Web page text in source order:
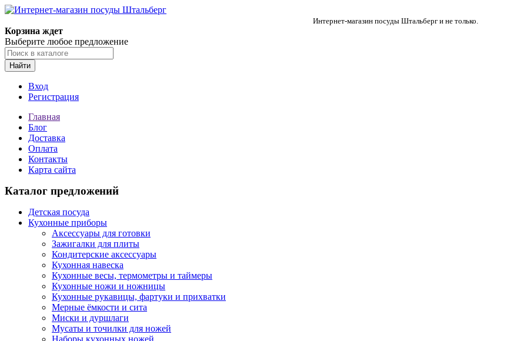
Интернет-магазин посуды Штальберг и не только.
Корзина ждет
Выберите любое предложение
Найти
Вход
Регистрация
Главная
Блог
Доставка
Оплата
Контакты
Карта сайта
Каталог предложений
Детская посуда
Кухонные приборы
Аксессуары для готовки
Зажигалки для плиты
Кондитерские аксессуары
Кухонная навеска
Кухонные весы, термометры и таймеры
Кухонные ножи и ножницы
Кухонные рукавицы, фартуки и прихватки
Мерные ёмкости и сита
Миски и дуршлаги
Мусаты и точилки для ножей
Наборы кухонных ножей